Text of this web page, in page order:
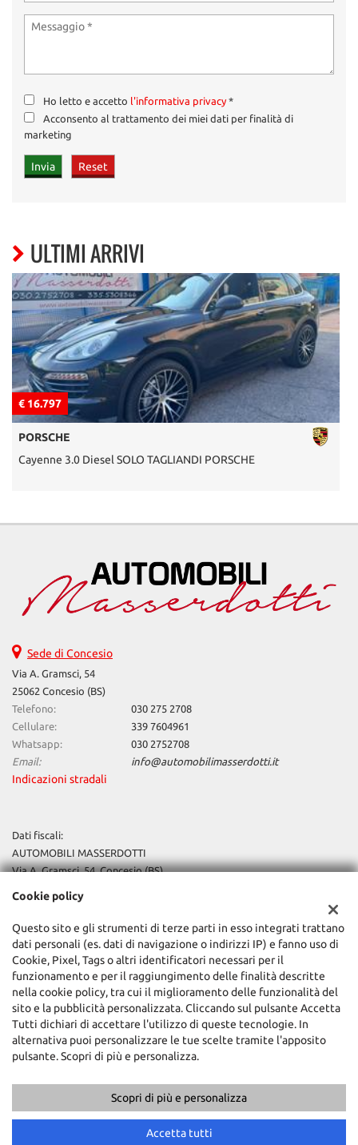
Ho letto e accetto l'informativa privacy*
Acconsento al trattamento dei miei dati per finalità di
marketing
Contatta un consulente
ULTIMI ARRIVI
€ 16.797
PORSCHE
Cayenne 3.0 Diesel SOLO TAGLIANDI PORSCHE
Sede di Concesio
Via A. Gramsci, 54
25062 Concesio (BS)
Telefono:
030 275 2708
Cellulare:
339 7604961
Whatsapp:
030 2752708
Email:
info@automobilimasserdotti.it
Indicazioni stradali
Dati fiscali:
AUTOMOBILI MASSERDOTTI
Via A. Gramsci, 54, Concesio (BS)
P.IVA: 04135640987
Registro delle imprese:
N°02311820985
REA: BS-438991
Capitale sociale: €10.000,00 i.v.
Copyright © 2026 GestionaleAuto.com S.r.l., Tutti i diritti riservati -
Leggi l'informativa sulla privacy-Cookie Policy
GestionaleAuto.com
Cookie policy
Questo sito e gli strumenti di terze parti in esso integrati trattano
dati personali (es. dati di navigazione o indirizzi IP) e fanno uso di
Cookie, Pixel, Tags o altri identificatori necessari per il
funzionamento e per il raggiungimento delle finalità descritte
nella cookie policy, tra cui il miglioramento delle funzionalità del
sito e la pubblicità personalizzata. Cliccando sul pulsante Accetta
Tutti dichiari di accettare l'utilizzo di queste tecnologie. In
alternativa puoi personalizzare le tue scelte tramite l'apposito
pulsante. Scopri di più e personalizza.
Scopri di più e personalizza
Accetta tutti